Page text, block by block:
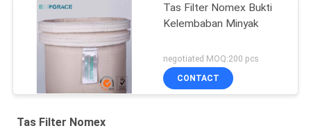
Tas Filter Nomex Bukti
Kelembaban Minyak
negotiated MOQ:200 pcs
CONTACT
Tas Filter Nomex